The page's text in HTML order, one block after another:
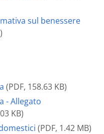
sul benessere
)
(PDF, 158.63 KB)
- Allegato
KB)
(PDF, 1.42 MB)